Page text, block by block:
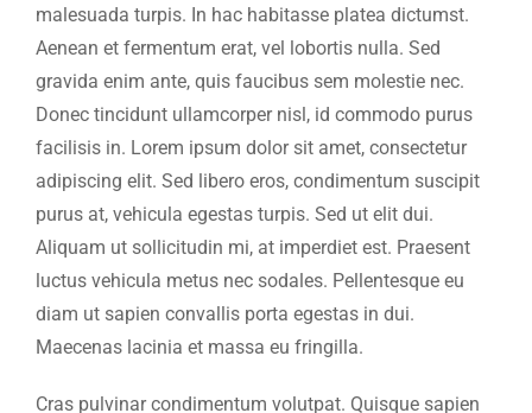
malesuada turpis. In hac habitasse platea dictumst.
Aenean et fermentum erat, vel lobortis nulla. Sed
gravida enim ante, quis faucibus sem molestie nec.
Donec tincidunt ullamcorper nisl, id commodo purus
facilisis in. Lorem ipsum dolor sit amet, consectetur
adipiscing elit. Sed libero eros, condimentum suscipit
purus at, vehicula egestas turpis. Sed ut elit dui.
Aliquam ut sollicitudin mi, at imperdiet est. Praesent
luctus vehicula metus nec sodales. Pellentesque eu
diam ut sapien convallis porta egestas in dui.
Maecenas lacinia et massa eu fringilla.
Cras pulvinar condimentum volutpat. Quisque sapien